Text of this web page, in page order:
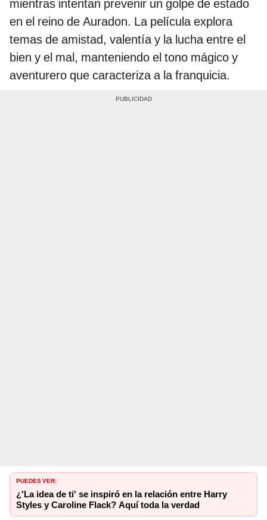
mientras intentan prevenir un golpe de estado
en el reino de Auradon. La película explora
temas de amistad, valentía y la lucha entre el
bien y el mal, manteniendo el tono mágico y
aventurero que caracteriza a la franquicia.
PUEDES VER:
¿'La idea de ti' se inspiró en la relación entre Harry
Styles y Caroline Flack? Aquí toda la verdad